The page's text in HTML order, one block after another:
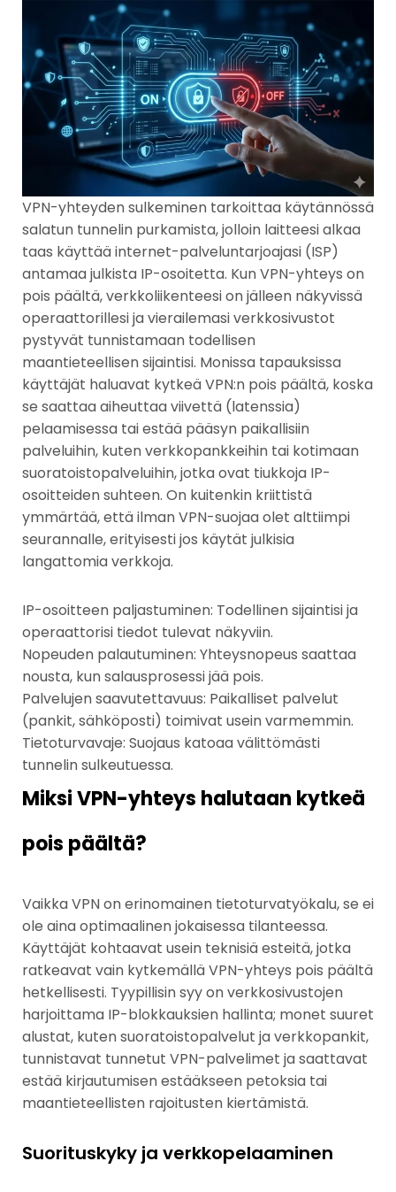
VPN-yhteyden sulkeminen tarkoittaa käytännössä
salatun tunnelin purkamista, jolloin laitteesi alkaa
taas käyttää internet-palveluntarjoajasi (ISP)
antamaa julkista IP-osoitetta. Kun VPN-yhteys on
pois päältä, verkkoliikenteesi on jälleen näkyvissä
operaattorillesi ja vierailemasi verkkosivustot
pystyvät tunnistamaan todellisen
maantieteellisen sijaintisi. Monissa tapauksissa
käyttäjät haluavat kytkeä VPN:n pois päältä, koska
se saattaa aiheuttaa viivettä (latenssia)
pelaamisessa tai estää pääsyn paikallisiin
palveluihin, kuten verkkopankkeihin tai kotimaan
suoratoistopalveluihin, jotka ovat tiukkoja IP-
osoitteiden suhteen. On kuitenkin kriittistä
ymmärtää, että ilman VPN-suojaa olet alttiimpi
seurannalle, erityisesti jos käytät julkisia
langattomia verkkoja.
IP-osoitteen paljastuminen: Todellinen sijaintisi ja
operaattorisi tiedot tulevat näkyviin.
Nopeuden palautuminen: Yhteysnopeus saattaa
nousta, kun salausprosessi jää pois.
Palvelujen saavutettavuus: Paikalliset palvelut
(pankit, sähköposti) toimivat usein varmemmin.
Tietoturvavaje: Suojaus katoaa välittömästi
tunnelin sulkeutuessa.
Miksi VPN-yhteys halutaan kytkeä
pois päältä?
Vaikka VPN on erinomainen tietoturvatyökalu, se ei
ole aina optimaalinen jokaisessa tilanteessa.
Käyttäjät kohtaavat usein teknisiä esteitä, jotka
ratkeavat vain kytkemällä VPN-yhteys pois päältä
hetkellisesti. Tyypillisin syy on verkkosivustojen
harjoittama IP-blokkauksien hallinta; monet suuret
alustat, kuten suoratoistopalvelut ja verkkopankit,
tunnistavat tunnetut VPN-palvelimet ja saattavat
estää kirjautumisen estääkseen petoksia tai
maantieteellisten rajoitusten kiertämistä.
Suorituskyky ja verkkopelaaminen